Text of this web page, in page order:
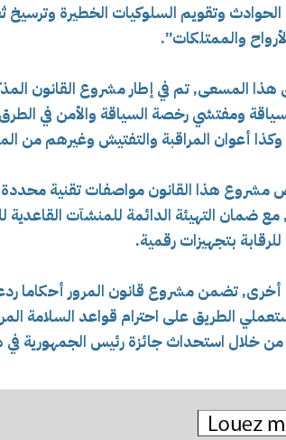
وتقويم السلوكيات الخطيرة وترسيخ
والممتلكات”.
هذا المسعى, تم في إطار مشروع القانون
ومفتشي رخصة السياقة والأمن في
وكذا أعوان المراقبة والتفتيش وغيرهم من
مشروع هذا القانون مواصفات تقنية محددة
مع ضمان التهيئة الدائمة للمنشآت
بتجهيزات رقمية.
تضمن مشروع قانون المرور أحكاما
الطريق على احترام قواعد السلامة
خلال استحداث جائزة رئيس الجمهورية في